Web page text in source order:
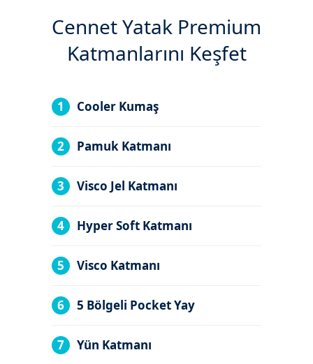
Cennet Yatak Premium
Katmanlarını Keşfet
1 Cooler Kumaş
2 Pamuk Katmanı
3 Visco Jel Katmanı
4 Hyper Soft Katmanı
5 Visco Katmanı
6 5 Bölgeli Pocket Yay
7 Yün Katmanı